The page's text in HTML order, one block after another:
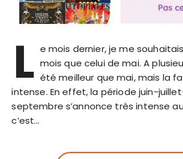
L e mois dernier, je me
mois que celui de mai. A
été meilleur que mai, mais la
intense. En effet, la période juin-
septembre s’annonce très intense
c’est…